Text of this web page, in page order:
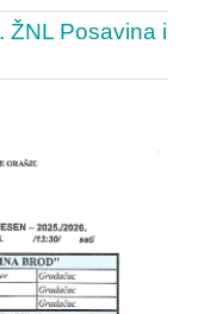
ŽNL Posavina i